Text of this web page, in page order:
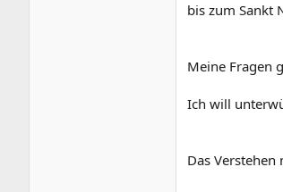
bis zum Sankt
Meine Fragen
Ich will
Das